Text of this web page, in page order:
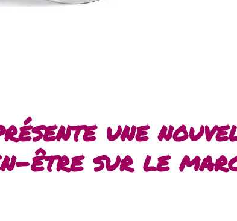
une
être sur le